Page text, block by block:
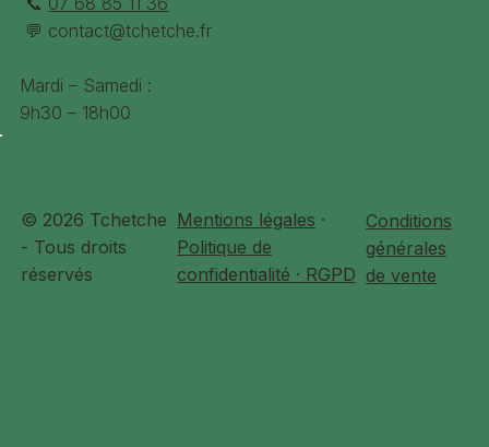
💬 contact@tchetche.fr
Mardi – Samedi :
9h30 – 18h00
© 2026 Tchetche
- Tous droits
réservés
Mentions légales ·
Politique de
confidentialité · RGPD
Conditions
générales
de vente